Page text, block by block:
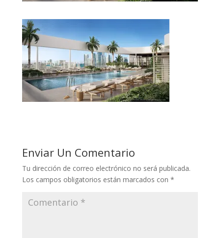
Enviar Un Comentario
Tu dirección de correo electrónico no será publicada.
Los campos obligatorios están marcados con *